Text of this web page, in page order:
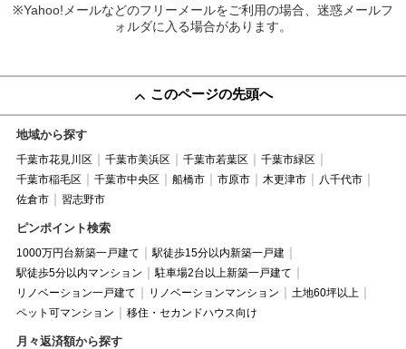
※Yahoo!メールなどのフリーメールをご利用の場合、迷惑メールフ
ォルダに入る場合があります。
このページの先頭へ
地域から探す
千葉市花見川区 千葉市美浜区 千葉市若葉区
千葉市緑区
千葉市稲毛区
千葉市中央区 船橋市 市原市 木更津市
八千代市
佐倉市
習志野市
ピンポイント検索
1000万円台新築一戸建て
駅徒歩15分以内新築一戸建
駅徒歩5分以内マンション
駐車場2台以上新築一戸建て
リノベーション一戸建て
リノベーションマンション
土地60坪以上
ペット可マンション
移住・セカンドハウス向け
月々返済額から探す